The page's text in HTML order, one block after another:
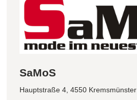
SaMoS
Hauptstraße 4, 4550 Kremsmünster